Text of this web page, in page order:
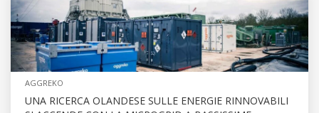
AGGREKO
UNA RICERCA OLANDESE SULLE ENERGIE RINNOVABILI